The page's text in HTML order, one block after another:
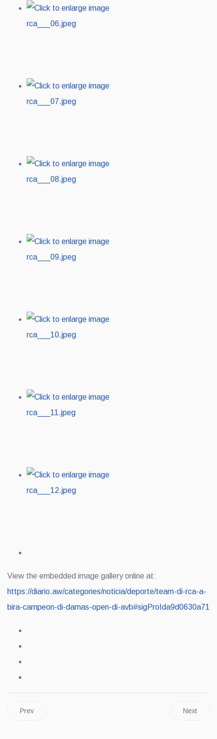
View the embedded image gallery online at:
https://diario.aw/categories/noticia/deporte/team-di-rca-a-
bira-campeon-di-damas-open-di-avb#sigProIda9d0630a71
Prev Next